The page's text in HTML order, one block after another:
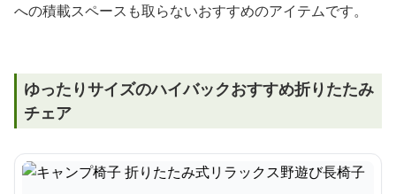
への積載スペースも取らないおすすめのアイテムです。
ゆったりサイズのハイバックおすすめ折りたたみ
チェア